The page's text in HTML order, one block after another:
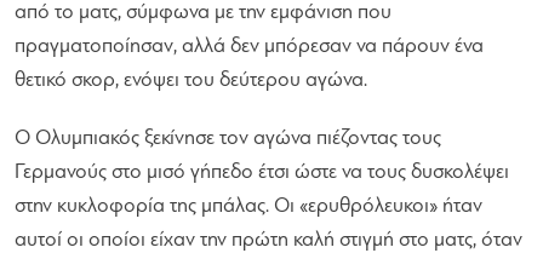
από το ματς, σύμφωνα με την εμφάνιση που
πραγματοποίησαν, αλλά δεν μπόρεσαν να πάρουν ένα
θετικό σκορ, ενόψει του δεύτερου αγώνα.
Ο Ολυμπιακός ξεκίνησε τον αγώνα πιέζοντας τους
Γερμανούς στο μισό γήπεδο έτσι ώστε να τους δυσκολέψει
στην κυκλοφορία της μπάλας. Οι «ερυθρόλευκοι» ήταν
αυτοί οι οποίοι είχαν την πρώτη καλή στιγμή στο ματς, όταν